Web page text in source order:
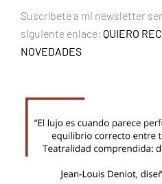
Suscríbete a mi newsletter
siguiente enlace: QUIERO
NOVEDADES